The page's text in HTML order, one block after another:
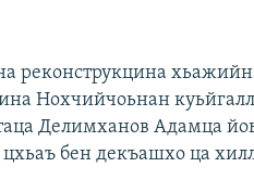
реконструкцина
Нохчийчоьнан
Делимханов Адамца
бен декъашхо ца